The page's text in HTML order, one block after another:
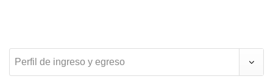
Perfil de ingreso y egreso